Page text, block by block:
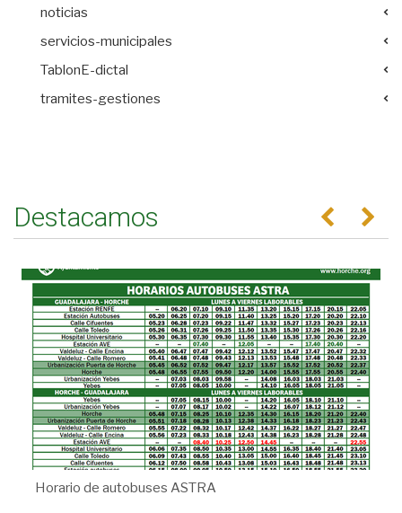
noticias
servicios-municipales
TablonE-dictal
tramites-gestiones
Destacamos Anterior
Horario de autobuses ASTRA